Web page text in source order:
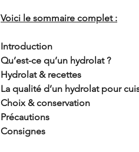
Voici le sommaire complet :
Introduction
Qu’est-ce qu’un hydrolat ?
Hydrolat & recettes
La qualité d’un hydrolat pour
Choix & conservation
Précautions
Consignes